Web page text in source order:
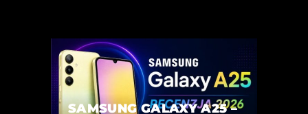
SAMSUNG GALAXY A25 –